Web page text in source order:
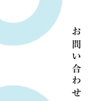
お問い合わせ